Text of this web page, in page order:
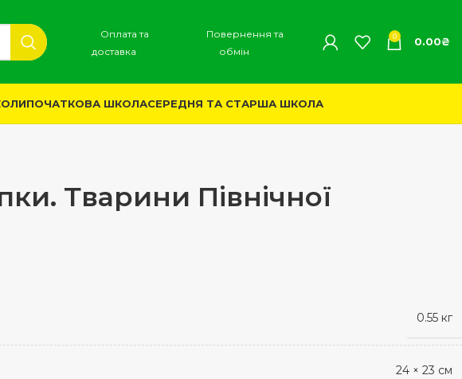
Оплата та
доставка
Повернення та
обмін
0 0.00₴
ПОЧАТКОВА ШКОЛАСЕРЕДНЯ ТА СТАРША ШКОЛА
Тварини Північної
0.55 кг
24 × 23 см